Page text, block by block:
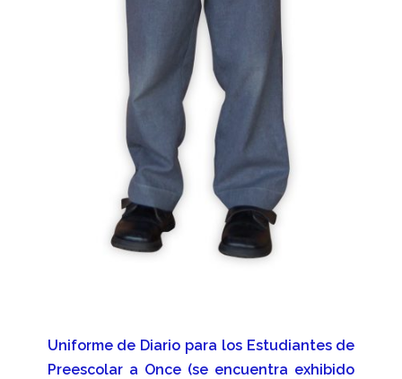
Uniforme de Diario para los Estudiantes de
Preescolar a Once (se encuentra exhibido